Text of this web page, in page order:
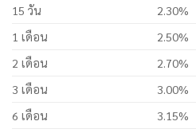
15 วัน
2.30%
1 เดือน
2.50%
2 เดือน
2.70%
3 เดือน
3.00%
6 เดือน
3.15%